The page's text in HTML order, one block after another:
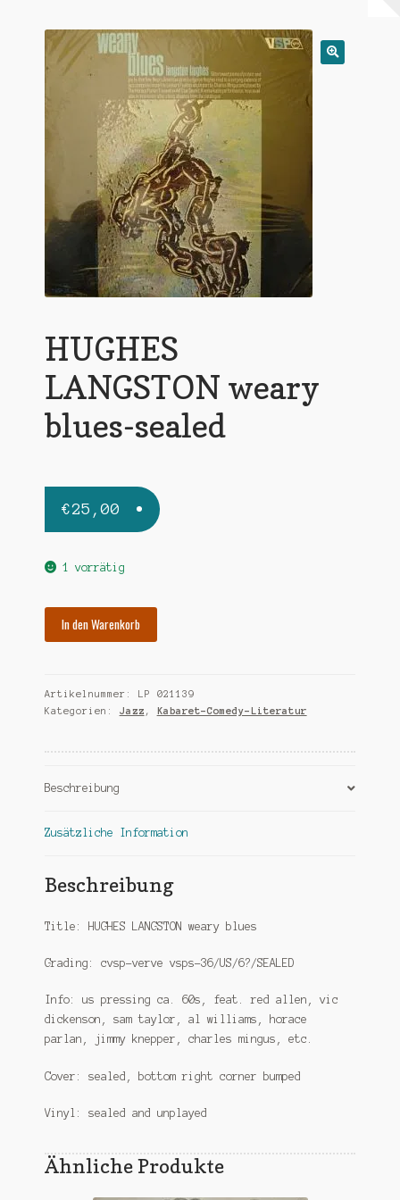
Warenkorb
Mein Konto
HUGHES
LANGSTON weary
blues-sealed
€25,00
1 vorrätig
sealed
Menge
In den Warenkorb
Artikelnummer: LP 021139
Kategorien: Jazz , Kabaret-Comedy-Literatur
Beschreibung
Zusätzliche Information
Beschreibung
Title: HUGHES LANGSTON weary blues
Grading: cvsp-verve vsps-36/US/6?/SEALED
Info: us pressing ca. 60s, feat. red allen, vic
dickenson, sam taylor, al williams, horace
parlan, jimmy knepper, charles mingus, etc.
Cover: sealed, bottom right corner bumped
Vinyl: sealed and unplayed
Ähnliche Produkte